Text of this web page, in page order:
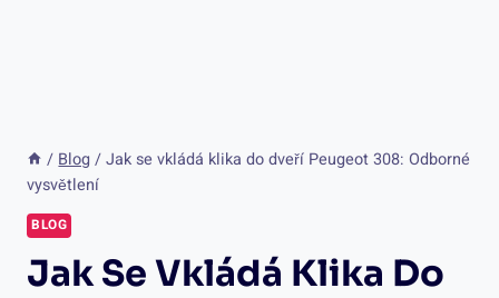
/ Blog / Jak se vkládá klika do dveří Peugeot 308: Odborné
vysvětlení
BLOG
Jak Se Vkládá Klika Do